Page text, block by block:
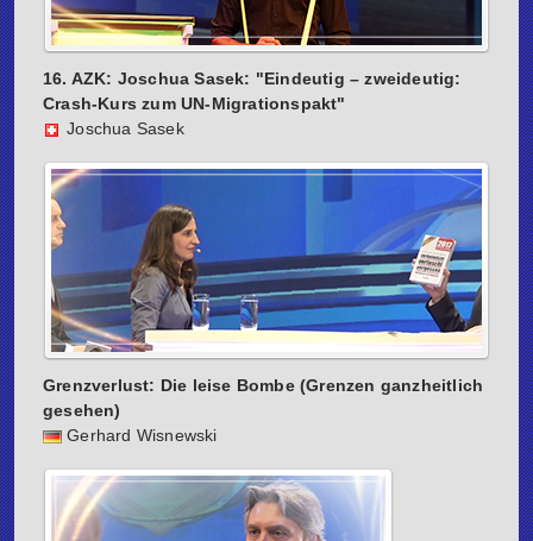
16. AZK: Joschua Sasek: "Eindeutig – zweideutig:
Crash-Kurs zum UN-Migrationspakt"
Joschua Sasek
Grenzverlust: Die leise Bombe (Grenzen ganzheitlich
gesehen)
Gerhard Wisnewski